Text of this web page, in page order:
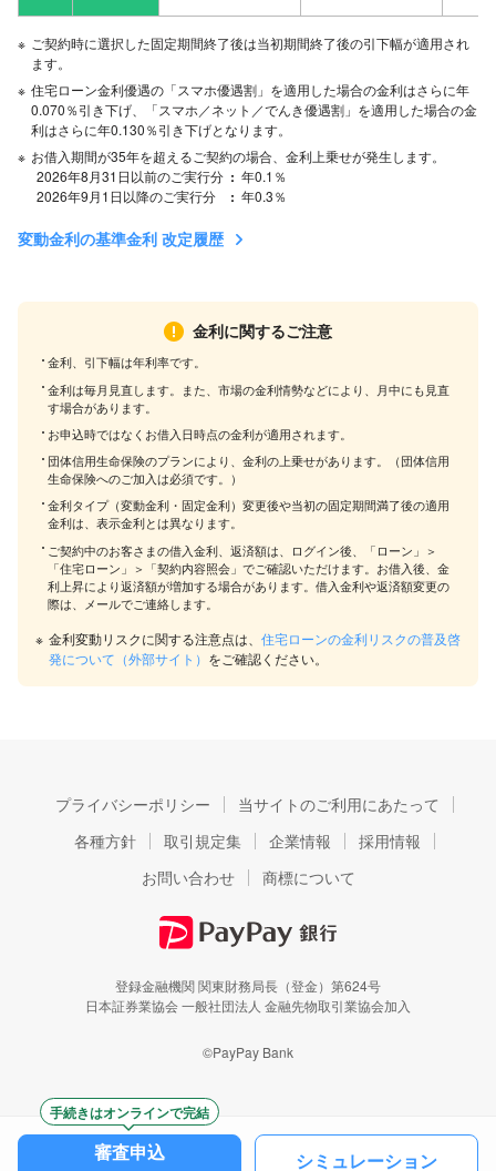
※ ご契約時に選択した固定期間終了後は当初期間終了後の引下幅が適用され
ます。
※ 住宅ローン金利優遇の「スマホ優遇割」を適用した場合の金利はさらに年
0.070％引き下げ、「スマホ／ネット／でんき優遇割」を適用した場合の金
利はさらに年0.130％引き下げとなります。
※ お借入期間が35年を超えるご契約の場合、金利上乗せが発生します。
2026年8月31日以前のご実行分
年0.1％
2026年9月1日以降のご実行分
年0.3％
変動金利の基準金利 改定履歴
金利に関するご注意
金利、引下幅は年利率です。
金利は毎月見直します。また、市場の金利情勢などにより、月中にも見直
す場合があります。
お申込時ではなくお借入日時点の金利が適用されます。
団体信用生命保険のプランにより、金利の上乗せがあります。（団体信用
生命保険へのご加入は必須です。）
金利タイプ（変動金利・固定金利）変更後や当初の固定期間満了後の適用
金利は、表示金利とは異なります。
ご契約中のお客さまの借入金利、返済額は、ログイン後、「ローン」＞
「住宅ローン」＞「契約内容照会」でご確認いただけます。お借入後、金
利上昇により返済額が増加する場合があります。借入金利や返済額変更の
際は、メールでご連絡します。
※ 金利変動リスクに関する注意点は、 住宅ローンの金利リスクの普及啓
発について（外部サイト） をご確認ください。
プライバシーポリシー
当サイトのご利用にあたって
各種方針
取引規定集 企業情報
採用情報
お問い合わせ
商標について
登録金融機関 関東財務局長（登金）第624号
日本証券業協会 一般社団法人 金融先物取引業協会加入
©PayPay Bank
審査申込
手続きはオンラインで完結
シミュレーション